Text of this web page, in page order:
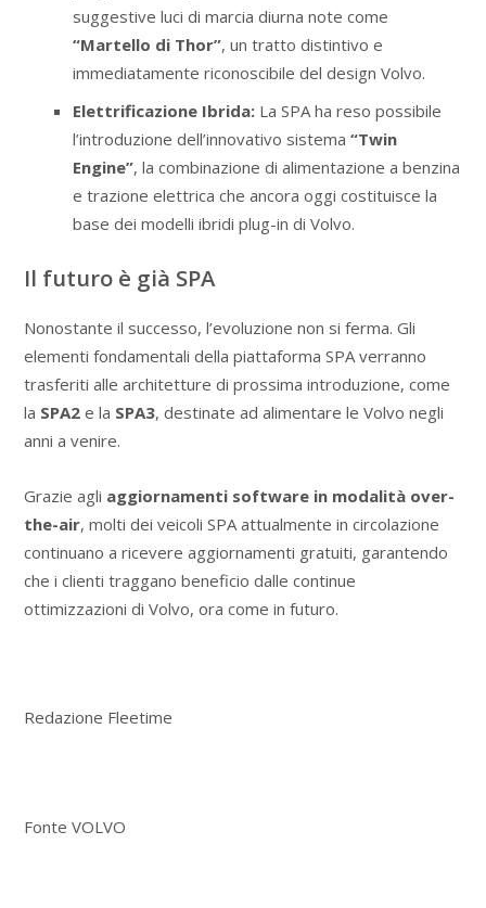
suggestive luci di marcia diurna note come
“Martello di Thor”, un tratto distintivo e
immediatamente riconoscibile del design Volvo.
Elettrificazione Ibrida:La SPA ha reso possibile
l’introduzione dell’innovativo sistema “Twin
Engine”, la combinazione di alimentazione a benzina
e trazione elettrica che ancora oggi costituisce la
base dei modelli ibridi plug-in di Volvo.
Il futuro è già SPA
Nonostante il successo, l’evoluzione non si ferma. Gli
elementi fondamentali della piattaforma SPA verranno
trasferiti alle architetture di prossima introduzione, come
la SPA2e la SPA3, destinate ad alimentare le Volvo negli
anni a venire.
Grazie agli aggiornamenti software in modalità over-
the-air, molti dei veicoli SPA attualmente in circolazione
continuano a ricevere aggiornamenti gratuiti, garantendo
che i clienti traggano beneficio dalle continue
ottimizzazioni di Volvo, ora come in futuro.
Redazione Fleetime
Fonte VOLVO